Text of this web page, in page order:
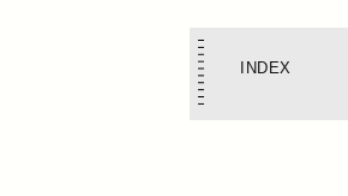
INDEX